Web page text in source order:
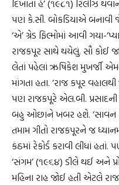
દિખાતા હૈ’ (૧૯૮૧) રિલીઝ
પણ કે.સી. બોકડિયાએ બનાવી
‘એ’ ગ્રેડ ફિલ્મોમાં આવી ગયા-
રાજકપૂર સાથે થયેલું. સૌ કોઈ
લેતાં પહેલાં ઋષિકેશ મુખર્જી
માંગતા હતા. ‘રાજ કપૂર
પણ રાજકપૂરે એલ.બી.
બહુ ઓછાને ખબર હશે. ‘સાવન
તમામ ગીતો રાજકપૂરને જ
કંઠમાં રેકોર્ડ કરાવી લીધાં
‘સંગમ’ (૧૯૬૪) ડીલે થઈ અને
મહિના રાહ જોઈ હતી એટલે